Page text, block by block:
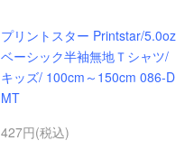
プリントスター Printstar/5.0oz
ベーシック半袖無地Ｔシャツ/
キッズ/ 100cm～150cm 086-D
MT
427円(税込)